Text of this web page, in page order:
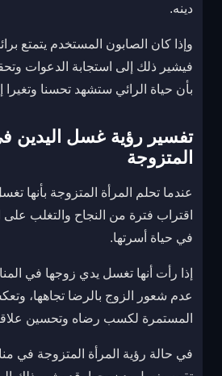
دينه.
وإذا كان الصابون المستخدم يتمتع
فيشير ذلك إلى استجابة الدعوات
بأن حياة الرائي ستشهد تحسنا وتغيرا
تفسير رؤية غسل اليدين
المتزوجة
عندما تحلم المرأة المتزوجة بأنها
اقتراب فترة من النجاح والتغلب على
في حياة أسرتها.
إذا رأت أنها تغسل يدي زوجها في
عدم شعور الزوج بالرضا تجاهها،
المستمرة لكسب رضاه وتحسين
في حالة رؤية المرأة المتزوجة في